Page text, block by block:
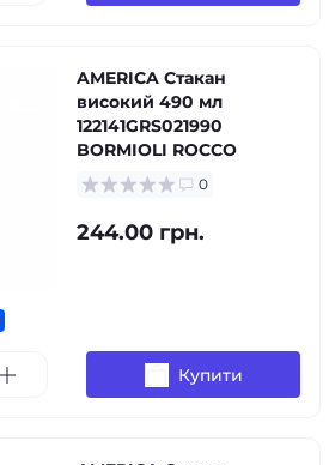
AMERICA Стакан
високий 490 мл
122141GRS021990
BORMIOLI ROCCO
0
244.00 грн.
Купити